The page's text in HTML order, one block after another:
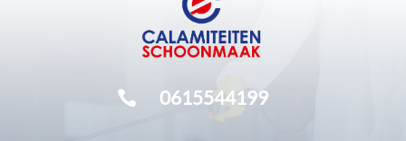
 0615544199